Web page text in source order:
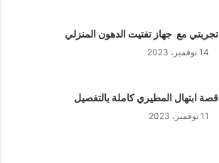
تجربتي مع جهاز تفتيت الدهون المنزلي
14 نوفمبر، 2023
قصة ابتهال المطيري كاملة بالتفصيل
11 نوفمبر، 2023